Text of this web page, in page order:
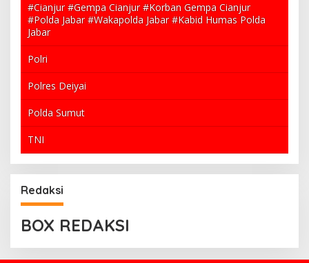
#Cianjur #Gempa Cianjur #Korban Gempa Cianjur
#Polda Jabar #Wakapolda Jabar #Kabid Humas Polda
Jabar
Polri
Polres Deiyai
Polda Sumut
TNI
Redaksi
BOX REDAKSI